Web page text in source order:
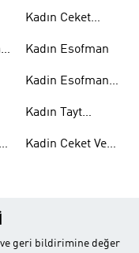
Kadın Ceket
Kadın Esofman
Kadin Esofman
Kadın Tayt
Kadin Ceket Ve
ve geri bildirimine değer